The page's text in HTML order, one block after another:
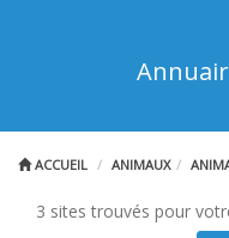
ACCUEIL ANIMAUX
3 sites trouvés pour